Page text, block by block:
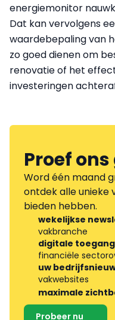
energiemonitor
Dat kan vervolgens
waardebepaling van
zo goed dienen om
renovatie of het
investeringen
Proef ons
Word één maand
ontdek alle unieke
bieden hebben.
wekelijkse
vakbranche
digitale toegang
financiële
uw
vakwebsites
maximale
Probeer nu